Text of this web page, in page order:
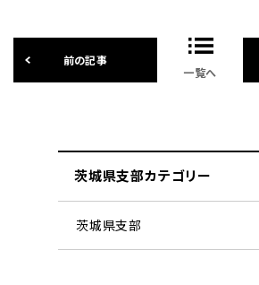
一覧へ
茨城県支部カテゴリー
茨城県支部